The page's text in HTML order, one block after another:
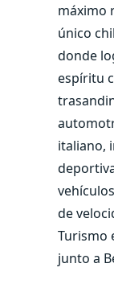
máximo
único
donde
espíritu
italiano,
de
Turismo
junto a